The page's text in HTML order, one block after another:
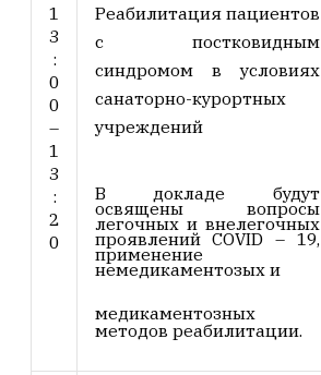
1
3
:
0
0
–
1
3
:
2
0
Реабилитация пациентов
с постковидным
синдромом в условиях
санаторно-курортных
учреждений
В докладе будут
освящены вопросы
легочных и внелегочных
проявлений COVID – 19,
применение
немедикаментозых и
медикаментозных
методов реабилитации.